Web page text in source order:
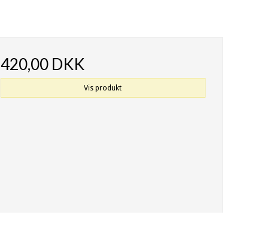
420,00 DKK
Vis produkt